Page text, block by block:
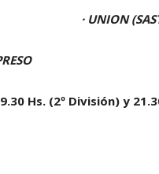
· UNION
Hs. (2º División) y